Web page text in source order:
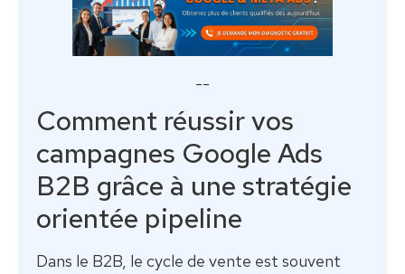
--
Comment réussir vos
campagnes Google Ads
B2B grâce à une stratégie
orientée pipeline
Dans le B2B, le cycle de vente est souvent